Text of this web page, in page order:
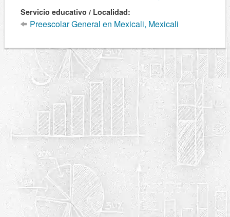
Servicio educativo / Localidad:
Preescolar General en Mexicali, Mexicali